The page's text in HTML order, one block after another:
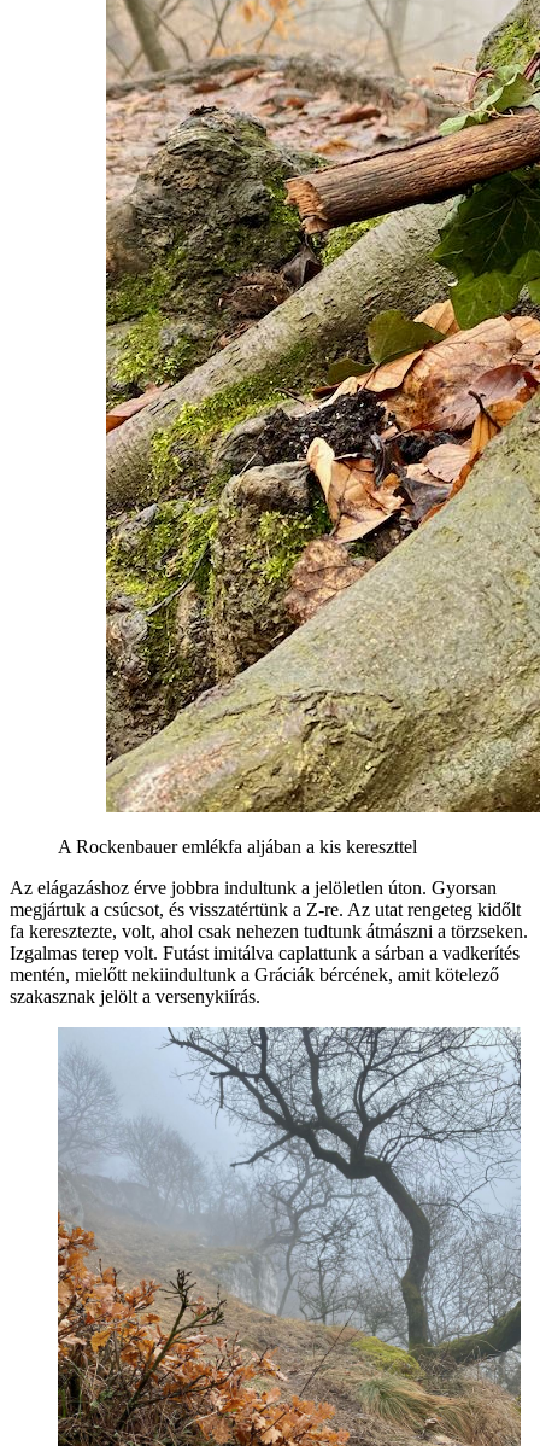
A Rockenbauer emlékfa aljában a kis kereszttel
Az elágazáshoz érve jobbra indultunk a jelöletlen úton. Gyorsan
megjártuk a csúcsot, és visszatértünk a Z-re. Az utat rengeteg kidőlt
fa keresztezte, volt, ahol csak nehezen tudtunk átmászni a törzseken.
Izgalmas terep volt. Futást imitálva caplattunk a sárban a vadkerítés
mentén, mielőtt nekiindultunk a Gráciák bércének, amit kötelező
szakasznak jelölt a versenykiírás.